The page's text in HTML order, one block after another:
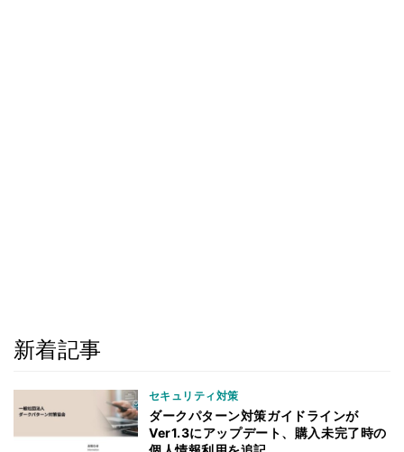
新着記事
セキュリティ対策
ダークパターン対策ガイドラインが
Ver1.3にアップデート、購入未完了時の